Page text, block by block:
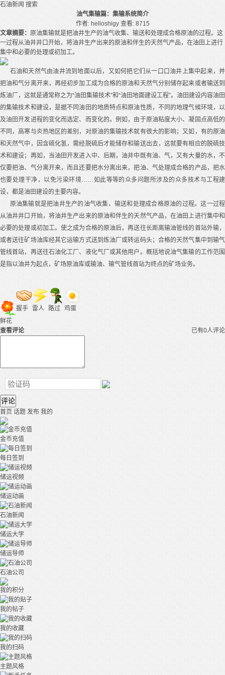
石油新闻 搜索
油气集输篇：集输系统简介
作者: helloshigy 查看: 8715
文章摘要： 原油集输就是把油井生产的油气收集、输送和处理成合格原油的过程。这
一过程从油井井口开始，将油井生产出来的原油和伴生的天然气产品，在油田上进行
集中和必要的处理或初加工。
石油和天然气由油井流到地面以后，又如何把它们从一口口油井上集中起来，并
把油和气分离开来，再经初步加工成为合格的原油和天然气分别储存起来或者输送到
炼油厂，这就是通常称之为“油田集输技术”和“油田地面建设工程”。油田建设内容油田
的集输技术和建设，是据不同油田的地质特点和原油性质，不同的地理气候环境，以
及油田开发进程的变化而选定、而变化的。例如，由于原油粘度大小、凝固点高低的
不同，高寒与炎热地区的差别，对原油的集输技术就有很大的影响；又如，有的原油
和天然气中，因含硫化氢，需经脱硫后才能储存和输送出去，这就要有相应的脱硫技
术和建设；再如，当油田开发进入中、后期，油井中既有油、气，又有大量的水，不
仅要把油、气分离开来，而且还要把水分离出来，把油、气处理成合格的产品，把水
也要处理干净，以免污染环境……如此等等的众多问题所涉及的众多技术与工程建
设，都是油田建设的主要内容。
原油集输就是把油井生产的油气收集、输送和处理成合格原油的过程。这一过程
从油井井口开始，将油井生产出来的原油和伴生的天然气产品，在油田上进行集中和
必要的处理或初加工。使之成为合格的原油后，再送往长距离输油管线的首站外输，
或者送往矿场油库经其它运输方式送到炼油厂或转运码头；合格的天然气集中到输气
管线首站，再送往石油化工厂、液化气厂或其他用户。概括地说油气集输的工作范围
是指以油井为起点，矿场原油库或输油、输气管线首站为终点的矿场业务。
鲜花
握手 雷人 路过 鸡蛋
已有0人评论
查看评论
评论
首页 话题 发布 我的
金币充值
每日签到
储运视频
储运动画
石油新闻
储运大学
储运导师
石油公司
我的积分
我的帖子
我的收藏
我的扫码
主题风格